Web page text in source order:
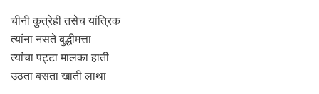
चीनी कुत्रेही तसेच यांत्रिक
त्यांना नसते बुद्धीमत्ता
त्यांचा पट्टा मालका हाती
उठता बसता खाती लाथा